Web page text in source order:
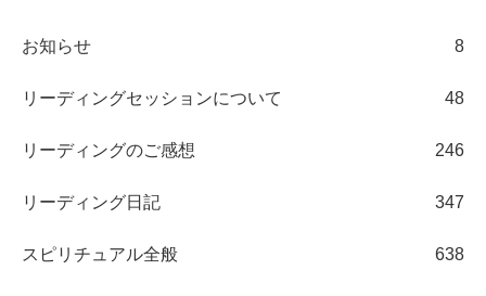
お知らせ 8
リーディングセッションについて 48
リーディングのご感想 246
リーディング日記 347
スピリチュアル全般 638